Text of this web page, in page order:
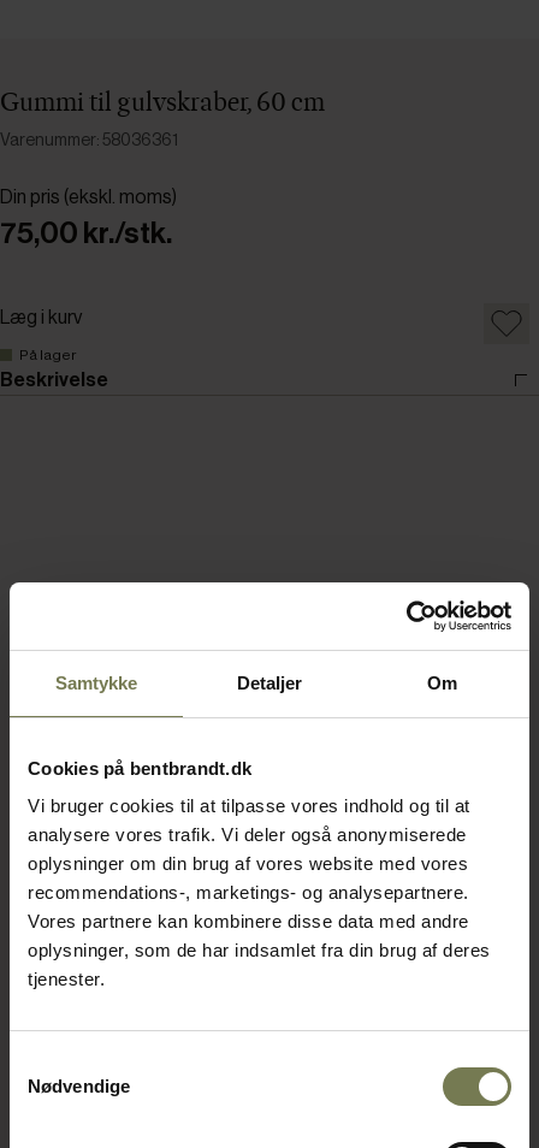
Samtykke Detaljer Om
Cookies på bentbrandt.dk
Vi bruger cookies til at tilpasse vores indhold og til at
analysere vores trafik. Vi deler også anonymiserede
oplysninger om din brug af vores website med vores
recommendations-, marketings- og analysepartnere.
Vores partnere kan kombinere disse data med andre
oplysninger, som de har indsamlet fra din brug af deres
tjenester.
Nødvendige
Gummi til gulvskraber, 60 cm
Varenummer: 58036361
Din pris (ekskl. moms)
75,00 kr./stk.
Læg i kurv
På lager
Beskrivelse